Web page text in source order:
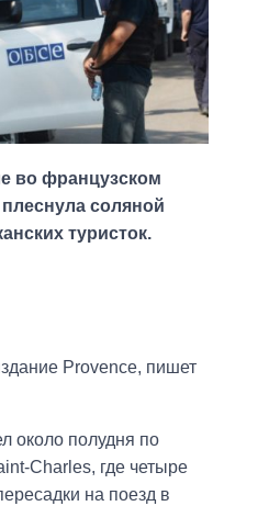
во французском
соляной
туристок.
Provence, пишет
около полудня по
Charles, где четыре
на поезд в